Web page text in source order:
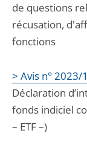
de questions
récusation,
fonctions
> Avis n°
Déclaration
fonds indiciel
– ETF –)